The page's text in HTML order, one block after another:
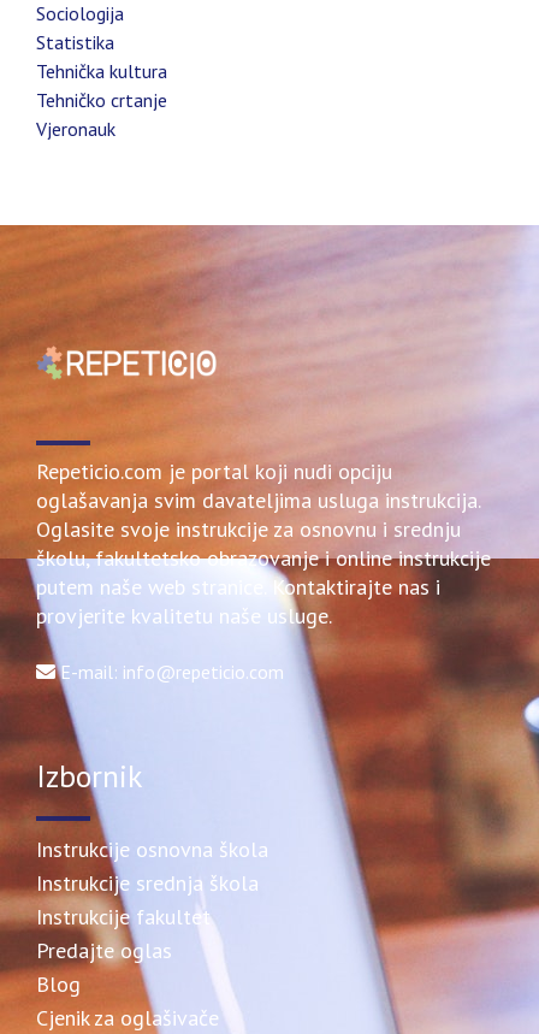
Sociologija
Statistika
Tehnička kultura
Tehničko crtanje
Vjeronauk
Repeticio.com je portal koji nudi opciju
oglašavanja svim davateljima usluga instrukcija.
Oglasite svoje instrukcije za osnovnu i srednju
školu, fakultetsko obrazovanje i online instrukcije
putem naše web stranice. Kontaktirajte nas i
provjerite kvalitetu naše usluge.
E-mail: info@repeticio.com
Izbornik
Instrukcije osnovna škola
Instrukcije srednja škola
Instrukcije fakultet
Predajte oglas
Blog
Cjenik za oglašivače